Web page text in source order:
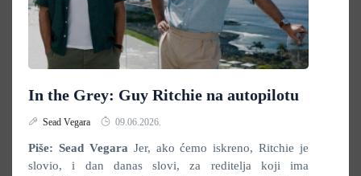
In the Grey: Guy Ritchie na autopilotu
Sead Vegara 09.06.2026.
Piše: Sead Vegara Jer, ako ćemo iskreno, Ritchie je
slovio, i dan danas slovi, za reditelja koji ima